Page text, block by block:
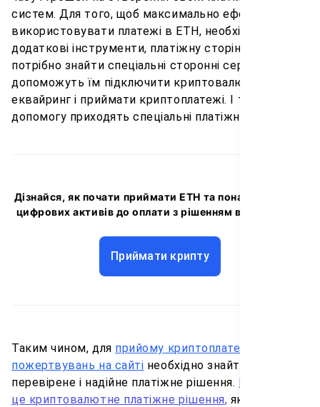
систем. Для того, щоб максимально ефективно
використовувати платежі в ETH, необхідно мати
додаткові інструменти, платіжну сторінку. Тому їм
потрібно знайти спеціальні сторонні сервіси, які
допоможуть їм підключити криптовалютний
еквайринг і приймати криптоплатежі. І тут на
допомогу приходять спеціальні платіжні рішення.
Дізнайся, як почати приймати ETH та понад 150 інших
цифрових активів до оплати з рішенням від Whitepay
Приймати крипту
Таким чином, для прийому криптоплатежів
пожертвувань на сайті необхідно знайти
перевірене і надійне платіжне рішення. Вайтпей -
це криптовалютне платіжне рішення, яке дозволяє